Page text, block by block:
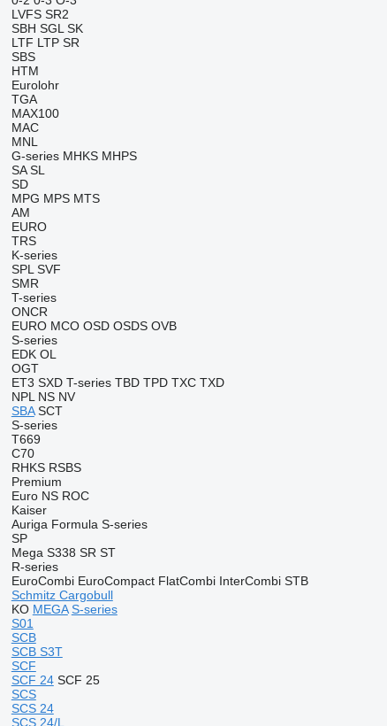
LVFS SR2
SBH SGL SK
LTF LTP SR
SBS
HTM
Eurolohr
TGA
MAX100
MAC
MNL
G-series MHKS MHPS
SA SL
SD
MPG MPS MTS
AM
EURO
TRS
K-series
SPL SVF
SMR
T-series
ONCR
EURO MCO OSD OSDS OVB
S-series
EDK OL
OGT
ET3 SXD T-series TBD TPD TXC TXD
NPL NS NV
SBA SCT
S-series
T669
C70
RHKS RSBS
Premium
Euro NS ROC
Kaiser
Auriga Formula S-series
SP
Mega S338 SR ST
R-series
EuroCombi EuroCompact FlatCombi InterCombi STB
Schmitz Cargobull
KO MEGA S-series
S01
SCB
SCB S3T
SCF
SCF 24 SCF 25
SCS
SCS 24
SCS 24/L